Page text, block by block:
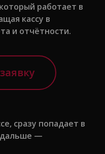
работает в
кассу в
и отчётности.
сразу попадает в
дальше —